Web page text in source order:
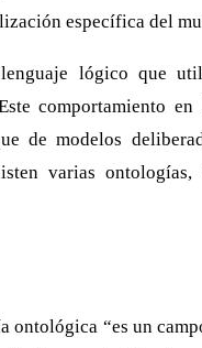
específica del
lógico que
comportamiento
de modelos
varias
ontológica “es un